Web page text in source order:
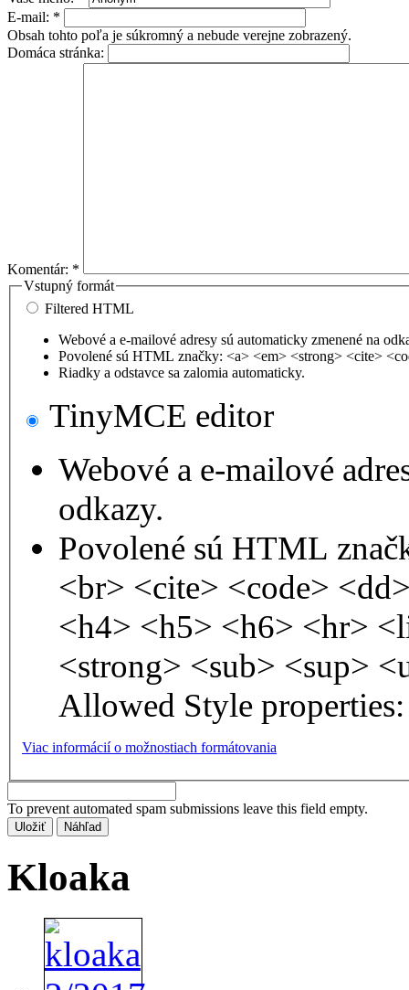
E-mail: *
Obsah tohto poľa je súkromný a nebude verejne zobrazený.
Domáca stránka:
Komentár: *
Vstupný formát
Filtered HTML
Webové a e-mailové adresy sú automaticky zmenené na
Povolené sú HTML značky: <a> <em> <strong> <cite>
Riadky a odstavce sa zalomia automaticky.
TinyMCE editor
Webové a e-mailové
odkazy.
Povolené sú HTML
<br> <cite> <code>
<h4> <h5> <h6> <hr>
<strong> <sub> <sup>
Allowed Style
Viac informácií o možnostiach formátovania
To prevent automated spam submissions leave this field empty.
Kloaka